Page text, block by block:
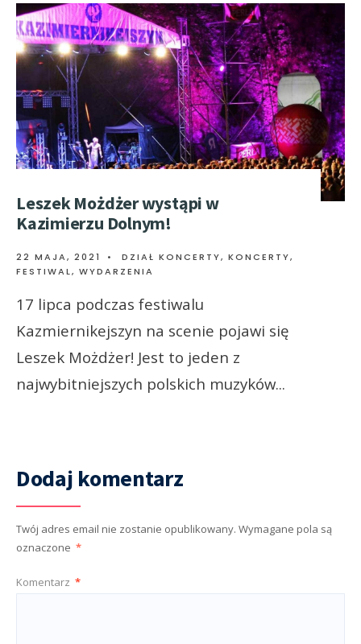
Leszek Możdżer wystąpi w
Kazimierzu Dolnym!
22 MAJA, 2021 • DZIAŁ KONCERTY, KONCERTY,
FESTIWAL, WYDARZENIA
17 lipca podczas festiwalu
Kazmiernikejszyn na scenie pojawi się
Leszek Możdżer! Jest to jeden z
najwybitniejszych polskich muzyków...
Dodaj komentarz
Twój adres email nie zostanie opublikowany. Wymagane pola są
oznaczone *
Komentarz *